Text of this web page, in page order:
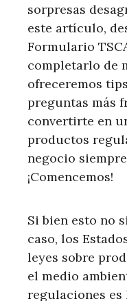
sorpresas
este artículo,
Formulario
completarlo de
ofreceremos
preguntas más
convertirte en
productos
negocio
¡Comencemos!
Si bien esto no
caso, los
leyes sobre
el medio
regulaciones es